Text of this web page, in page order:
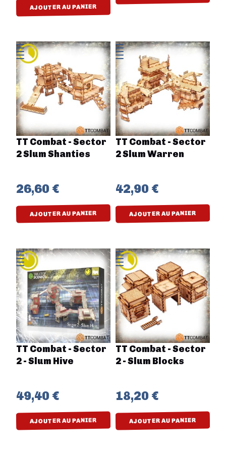
AJOUTER AU PANIER
TT Combat - Sector
2 Slum Shanties
26,60 €
AJOUTER AU PANIER
TT Combat - Sector
2 Slum Warren
42,90 €
AJOUTER AU PANIER
TT Combat - Sector
2 - Slum Hive
49,40 €
AJOUTER AU PANIER
TT Combat - Sector
2 - Slum Blocks
18,20 €
AJOUTER AU PANIER